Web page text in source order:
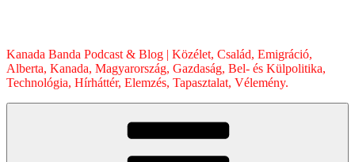
Kanada Banda Podcast & Blog | Közélet, Család, Emigráció,
Alberta, Kanada, Magyarország, Gazdaság, Bel- és Külpolitika,
Technológia, Hírháttér, Elemzés, Tapasztalat, Vélemény.